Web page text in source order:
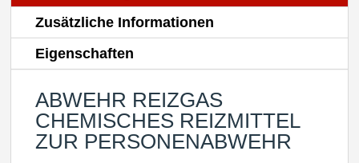
Zusätzliche Informationen
Eigenschaften
ABWEHR REIZGAS
CHEMISCHES REIZMITTEL
ZUR PERSONENABWEHR